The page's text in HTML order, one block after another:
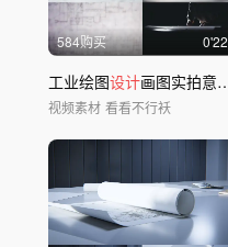
584购买 0'22
工业绘图设计画图实拍意境视频素材 匠心
视频素材 看看不行袄